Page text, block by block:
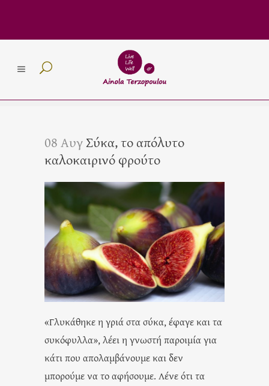
08 ΑυγΣύκα, το απόλυτο
καλοκαιρινό φρούτο
«Γλυκάθηκε η γριά στα σύκα, έφαγε και τα
συκόφυλλα», λέει η γνωστή παροιμία για
κάτι που απολαμβάνουμε και δεν
μπορούμε να το αφήσουμε. Λένε ότι τα